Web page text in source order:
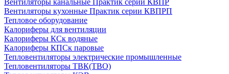
Вентиляторы канальные Практик серии КВПР
Вентиляторы кухонные Практик серии КВПРП
Тепловое оборудование
Калориферы для вентиляции
Калориферы КСк водяные
Калориферы КПСк паровые
Тепловентиляторы электрические промышленные
Тепловентиляторы ТВК(ТВО)